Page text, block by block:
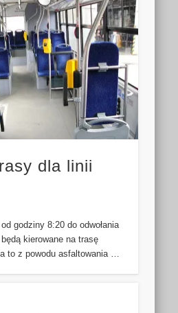
dla linii
godziny 8:20 do odwołania
kierowane na trasę
to z powodu asfaltowania …